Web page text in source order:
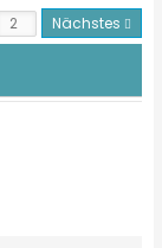
Nächstes